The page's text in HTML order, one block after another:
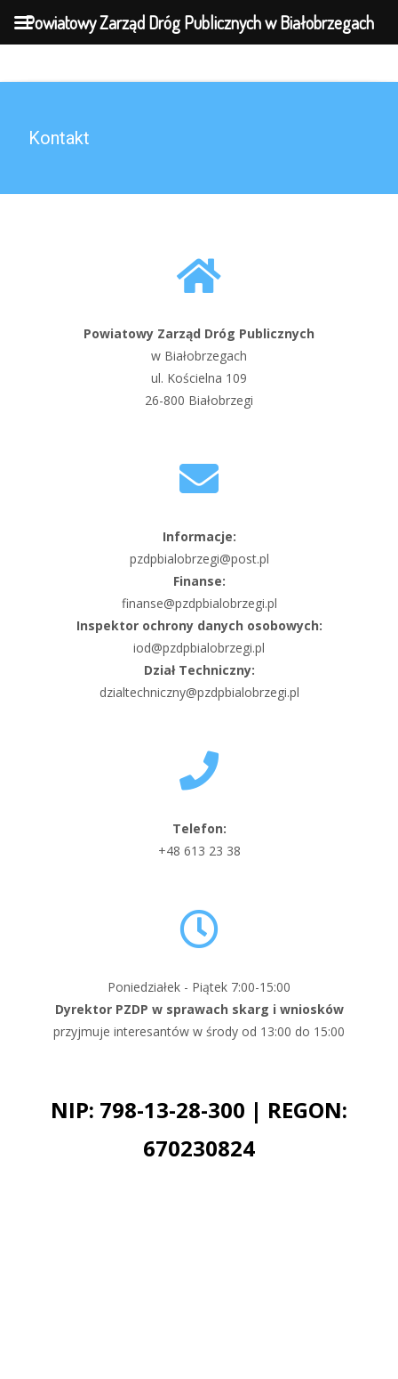
Kontakt
Powiatowy Zarząd Dróg Publicznych
w Białobrzegach
ul. Kościelna 109
26-800 Białobrzegi
Informacje:
pzdpbialobrzegi@post.pl
Finanse:
finanse@pzdpbialobrzegi.pl
Inspektor ochrony danych osobowych:
iod@pzdpbialobrzegi.pl
Dział Techniczny:
dzialtechniczny@pzdpbialobrzegi.pl
Telefon:
+48 613 23 38
Poniedziałek - Piątek 7:00-15:00
Dyrektor PZDP w sprawach skarg i wniosków
przyjmuje interesantów w środy od 13:00 do 15:00
NIP: 798-13-28-300 | REGON:
670230824
Powiatowy Zarząd Dróg Publicznych w Białobrzegach
MENU